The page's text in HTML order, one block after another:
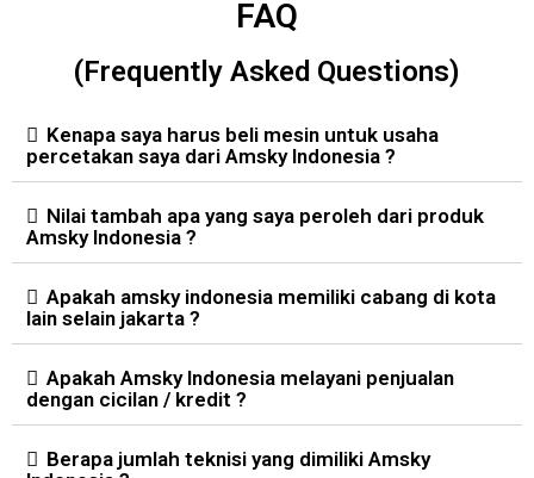
FAQ
(Frequently Asked Questions)
Kenapa saya harus beli mesin untuk usaha
percetakan saya dari Amsky Indonesia ?
Nilai tambah apa yang saya peroleh dari produk
Amsky Indonesia ?
Apakah amsky indonesia memiliki cabang di kota
lain selain jakarta ?
Apakah Amsky Indonesia melayani penjualan
dengan cicilan / kredit ?
Berapa jumlah teknisi yang dimiliki Amsky